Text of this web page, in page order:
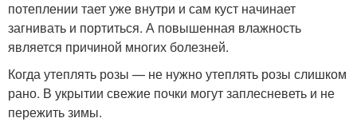
потеплении тает уже внутри и сам куст начинает
загнивать и портиться. А повышенная влажность
является причиной многих болезней.
Когда утеплять розы — не нужно утеплять розы слишком
рано. В укрытии свежие почки могут заплесневеть и не
пережить зимы.